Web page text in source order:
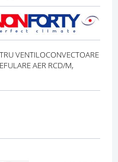
VENTILOCONVECTOARE
AER RCD/M,